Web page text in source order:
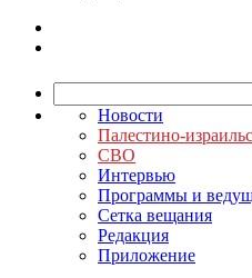
Новости
Палестино-
СВО
Интервью
Программы и
Сетка вещания
Редакция
Приложение